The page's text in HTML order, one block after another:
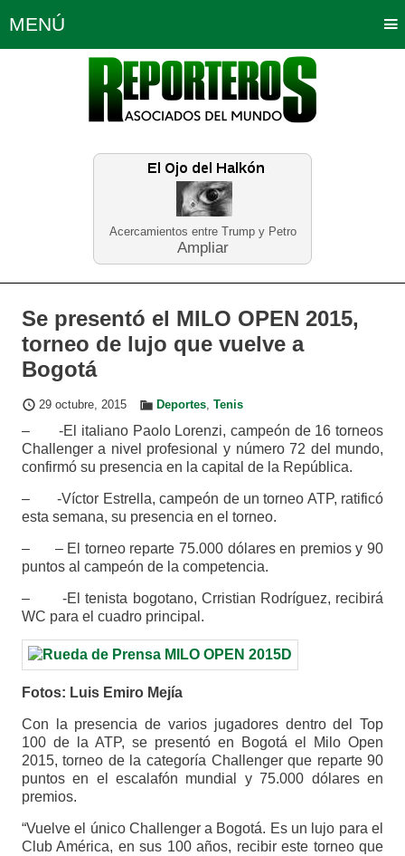
Acercamientos entre Trump y Petro
Ampliar
MENÚ
Política Opinión Bogotá
Planeta Tierra Deportes
Educación Neira
Se presentó el MILO OPEN 2015,
torneo de lujo que vuelve a
Bogotá
29 octubre, 2015 Deportes, Tenis
– -El italiano Paolo Lorenzi, campeón de 16 torneos
Challenger a nivel profesional y número 72 del mundo,
confirmó su presencia en la capital de la República.
– -Víctor Estrella, campeón de un torneo ATP, ratificó
esta semana, su presencia en el torneo.
– – El torneo reparte 75.000 dólares en premios y 90
puntos al campeón de la competencia.
– -El tenista bogotano, Crristian Rodríguez, recibirá
WC para el cuadro principal.
Fotos: Luis Emiro Mejía
Con la presencia de varios jugadores dentro del Top
100 de la ATP, se presentó en Bogotá el Milo Open
2015, torneo de la categoría Challenger que reparte 90
puntos en el escalafón mundial y 75.000 dólares en
premios.
“Vuelve el único Challenger a Bogotá. Es un lujo para el
Club América, en sus 100 años, recibir este torneo que